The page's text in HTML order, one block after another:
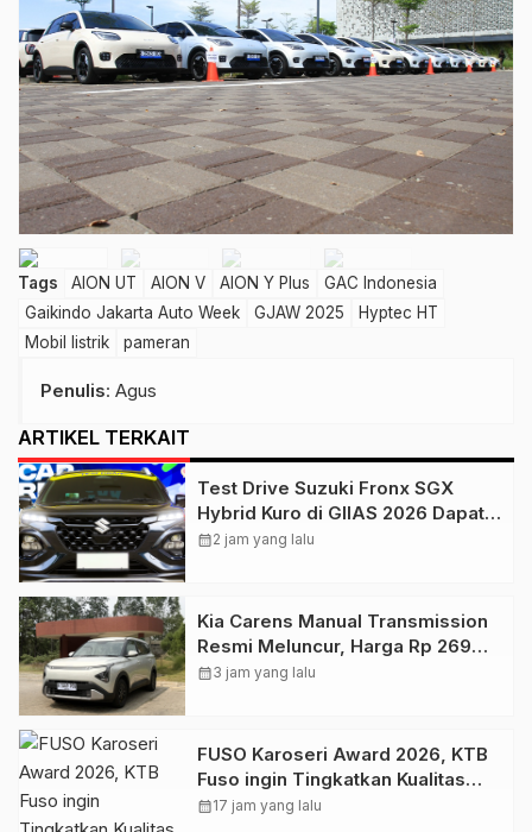
Tags AION UT AION V AION Y Plus
GAC Indonesia
Gaikindo Jakarta Auto Week
GJAW 2025
Hyptec HT
Mobil listrik
pameran
Penulis: Agus
ARTIKEL TERKAIT
Test Drive Suzuki Fronx SGX
Hybrid Kuro di GIIAS 2026 Dapat
Respons Positif
calendar_month2 jam yang lalu
Kia Carens Manual Transmission
Resmi Meluncur, Harga Rp 269
Juta
calendar_month3 jam yang lalu
FUSO Karoseri Award 2026, KTB
Fuso ingin Tingkatkan Kualitas
Industri Karoseri Dalam Negeri
calendar_month17 jam yang lalu